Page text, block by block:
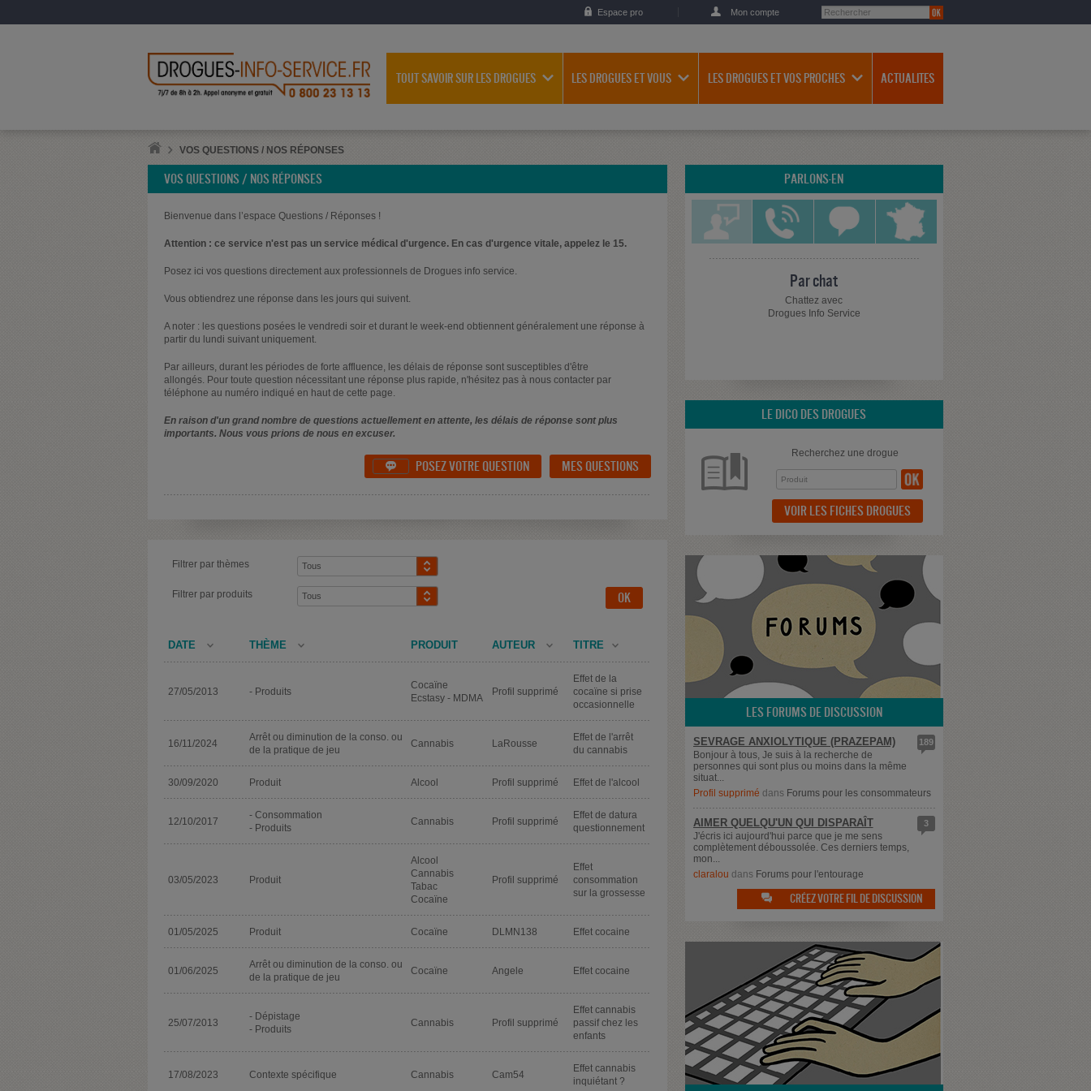
Espace pro Mon compte
TOUT SAVOIR SUR LES DROGUES LES DROGUES ET VOUS LES DROGUES ET VOS PROCHES ACTUALITES
VOS QUESTIONS / NOS RÉPONSES
VOS QUESTIONS / NOS RÉPONSES
Bienvenue dans l’espace Questions / Réponses !
Attention : ce service n'est pas un service médical d'urgence. En cas d'urgence vitale, appelez le 15.
Posez ici vos questions directement aux professionnels de Drogues info service.
Vous obtiendrez une réponse dans les jours qui suivent.
A noter : les questions posées le vendredi soir et durant le week-end obtiennent généralement une réponse à
partir du lundi suivant uniquement.
Par ailleurs, durant les périodes de forte affluence, les délais de réponse sont susceptibles d'être
allongés. Pour toute question nécessitant une réponse plus rapide, n'hésitez pas à nous contacter par
téléphone au numéro indiqué en haut de cette page.
En raison d'un grand nombre de questions actuellement en attente, les délais de réponse sont plus
importants. Nous vous prions de nous en excuser.
 POSEZ VOTRE QUESTION MES QUESTIONS
Filtrer par thèmes
Filtrer par produits
DATE THÈME PRODUIT AUTEUR TITRE
27/05/2013 - Produits
Cocaïne
Ecstasy - MDMA
Profil supprimé
Effet de la
cocaïne si prise
occasionnelle
16/11/2024
Arrêt ou diminution de la conso. ou
de la pratique de jeu
Cannabis LaRousse
Effet de l'arrêt
du cannabis
30/09/2020 Produit Alcool Profil supprimé Effet de l'alcool
12/10/2017
- Consommation
- Produits
Cannabis Profil supprimé
Effet de datura
questionnement
03/05/2023 Produit
Alcool
Cannabis
Tabac
Cocaïne
Profil supprimé
Effet
consommation
sur la grossesse
01/05/2025 Produit Cocaïne DLMN138 Effet cocaine
01/06/2025
Arrêt ou diminution de la conso. ou
de la pratique de jeu
Cocaïne Angele Effet cocaine
25/07/2013
- Dépistage
- Produits
Cannabis Profil supprimé
Effet cannabis
passif chez les
enfants
17/08/2023 Contexte spécifique Cannabis Cam54
Effet cannabis
inquiétant ?
PARLONS-EN
Par chat
Chattez avec
Drogues Info Service
LE DICO DES DROGUES
Recherchez une drogue
VOIR LES FICHES DROGUES
LES FORUMS DE DISCUSSION
189
SEVRAGE ANXIOLYTIQUE (PRAZEPAM)
Bonjour à tous, Je suis à la recherche de
personnes qui sont plus ou moins dans la même
situat...
Profil supprimé dans Forums pour les consommateurs
3
AIMER QUELQU'UN QUI DISPARAÎT
J'écris ici aujourd'hui parce que je me sens
complètement déboussolée. Ces derniers temps,
mon...
claralou dans Forums pour l'entourage
 CRÉEZ VOTRE FIL DE DISCUSSION